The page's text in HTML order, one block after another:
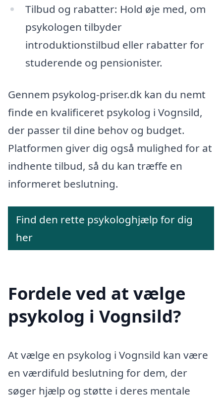
Tilbud og rabatter: Hold øje med, om
psykologen tilbyder
introduktionstilbud eller rabatter for
studerende og pensionister.
Gennem psykolog-priser.dk kan du nemt
finde en kvalificeret psykolog i Vognsild,
der passer til dine behov og budget.
Platformen giver dig også mulighed for at
indhente tilbud, så du kan træffe en
informeret beslutning.
Find den rette psykologhjælp for dig
her
Fordele ved at vælge
psykolog i Vognsild?
At vælge en psykolog i Vognsild kan være
en værdifuld beslutning for dem, der
søger hjælp og støtte i deres mentale